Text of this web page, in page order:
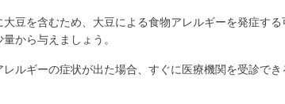
大豆を含むため、大豆による食物アレルギーを発症す
から与えましょう。
レルギーの症状が出た場合、すぐに医療機関を受診で